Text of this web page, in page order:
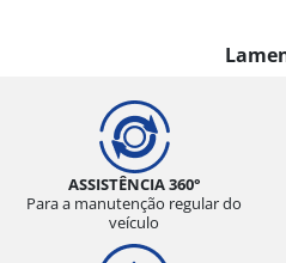
Todos os tipos (0)
Verão (0)
Todas as estações (0)
Tipo de veículo
ASSISTÊNCIA 360°
Para a manutenção regular do
veículo